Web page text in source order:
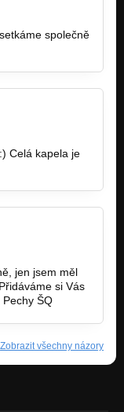
společně
Celá kapela je
jen jsem měl
si Vás
ŠQ
Zobrazit všechny názory